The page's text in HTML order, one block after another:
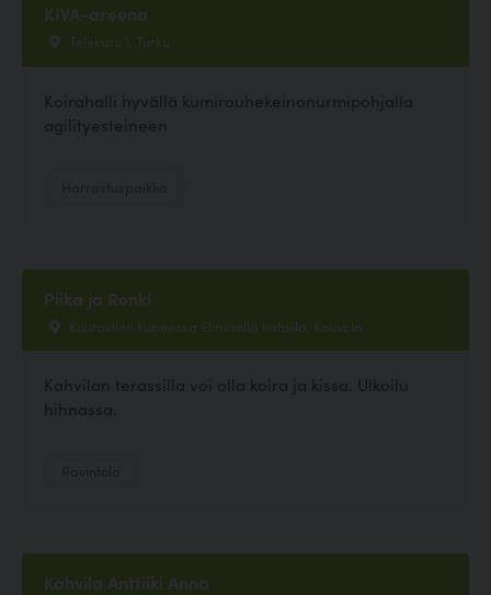
KIVA-areena
Telekatu 1, Turku
Koirahalli hyvällä kumirouhekeinonurmipohjalla
agilityesteineen
Piika ja Renki
Kuutostien kupeessa Elimäellä kahvila, Kouvola
Kahvilan terassilla voi olla koira ja kissa. Ulkoilu
hihnassa.
Kahvila Anttiiki Anna